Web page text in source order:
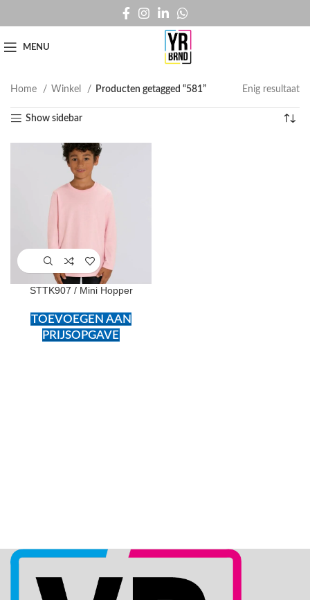
MENU
Home Winkel Producten getagged “581” Enig resultaat
Show sidebar
STTK907 / Mini Hopper
TOEVOEGEN AAN
PRIJSOPGAVE